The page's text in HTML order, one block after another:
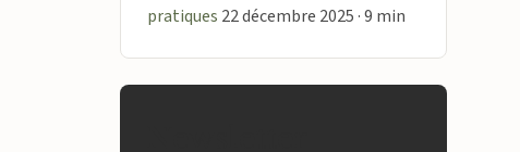
pratiques 22 décembre 2025 · 9 min